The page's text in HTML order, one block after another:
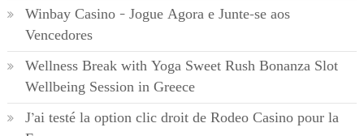
Winbay Casino – Jogue Agora e Junte-se aos
Vencedores
Wellness Break with Yoga Sweet Rush Bonanza Slot
Wellbeing Session in Greece
J’ai testé la option clic droit de Rodeo Casino pour la